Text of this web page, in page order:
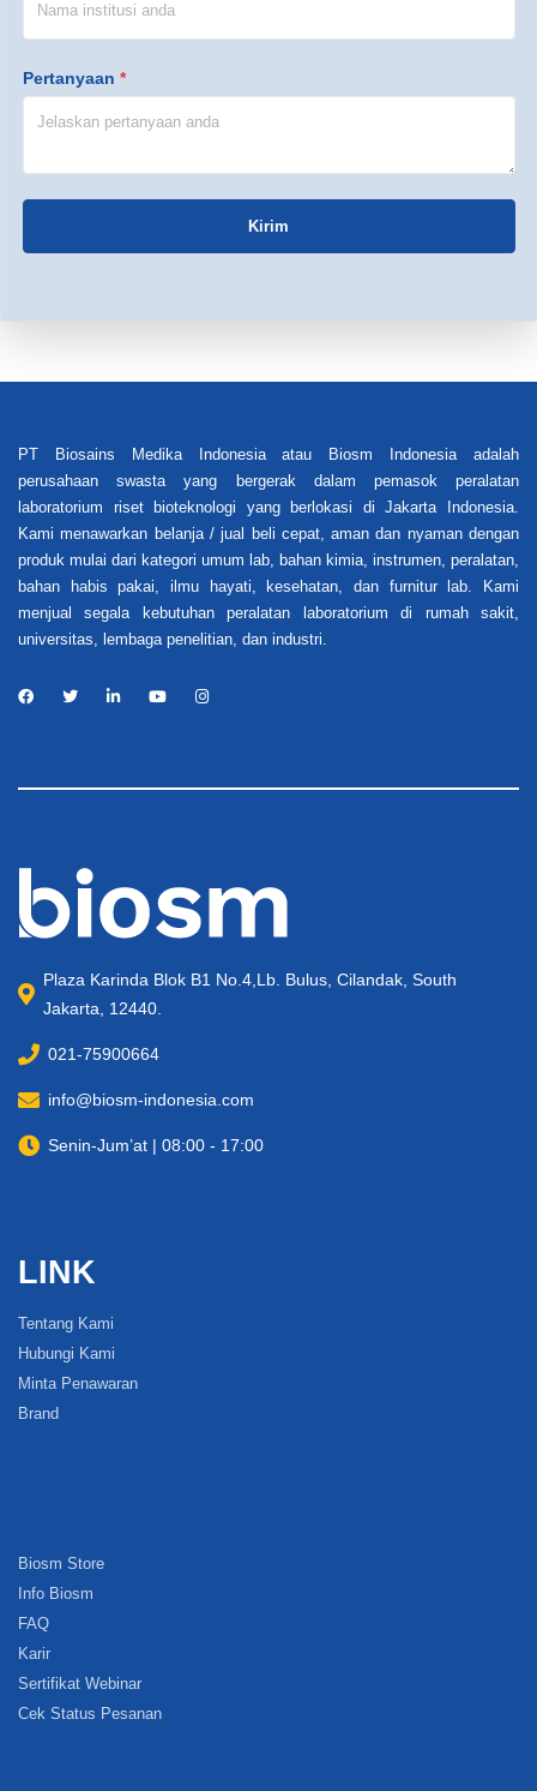
Pertanyaan *
Kirim
PT Biosains Medika Indonesia atau Biosm Indonesia adalah
perusahaan swasta yang bergerak dalam pemasok peralatan
laboratorium riset bioteknologi yang berlokasi di Jakarta Indonesia.
Kami menawarkan belanja / jual beli cepat, aman dan nyaman dengan
produk mulai dari kategori umum lab, bahan kimia, instrumen, peralatan,
bahan habis pakai, ilmu hayati, kesehatan, dan furnitur lab. Kami
menjual segala kebutuhan peralatan laboratorium di rumah sakit,
universitas, lembaga penelitian, dan industri.
Plaza Karinda Blok B1 No.4,Lb. Bulus, Cilandak, South
Jakarta, 12440.
021-75900664
info@biosm-indonesia.com
Senin-Jum’at | 08:00 - 17:00
LINK
Tentang Kami
Hubungi Kami
Minta Penawaran
Brand
Biosm Store
Info Biosm
FAQ
Karir
Sertifikat Webinar
Cek Status Pesanan